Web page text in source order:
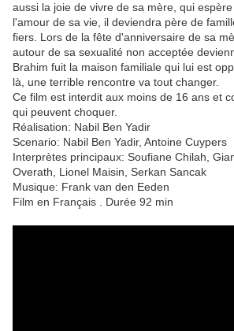
aussi la joie de vivre de sa mère, qui
l'amour de sa vie, il deviendra père de
fiers. Lors de la fête d'anniversaire de sa
autour de sa sexualité non acceptée
Brahim fuit la maison familiale qui lui est
là, une terrible rencontre va tout changer.
Ce film est interdit aux moins de 16 ans et
qui peuvent choquer.
Réalisation: Nabil Ben Yadir
Scenario: Nabil Ben Yadir, Antoine Cuypers
Interprètes principaux: Soufiane Chilah,
Overath, Lionel Maisin, Serkan Sancak
Musique: Frank van den Eeden
Film en Français . Durée 92 min